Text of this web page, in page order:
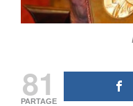
81
PARTAGE